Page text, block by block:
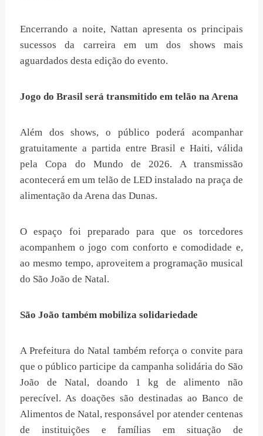
Encerrando a noite, Nattan apresenta os principais
sucessos da carreira em um dos shows mais
aguardados desta edição do evento.
Jogo do Brasil será transmitido em telão na Arena
Além dos shows, o público poderá acompanhar
gratuitamente a partida entre Brasil e Haiti, válida
pela Copa do Mundo de 2026. A transmissão
acontecerá em um telão de LED instalado na praça de
alimentação da Arena das Dunas.
O espaço foi preparado para que os torcedores
acompanhem o jogo com conforto e comodidade e,
ao mesmo tempo, aproveitem a programação musical
do São João de Natal.
São João também mobiliza solidariedade
A Prefeitura do Natal também reforça o convite para
que o público participe da campanha solidária do São
João de Natal, doando 1 kg de alimento não
perecível. As doações são destinadas ao Banco de
Alimentos de Natal, responsável por atender centenas
de instituições e famílias em situação de